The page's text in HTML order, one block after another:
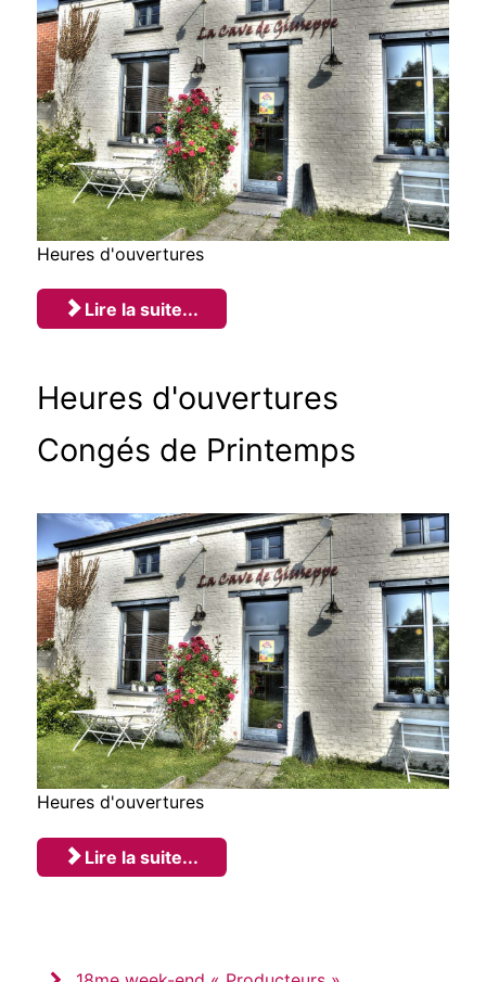
Heures d'ouvertures
Lire la suite...
Heures d'ouvertures
Congés de Printemps
Heures d'ouvertures
Lire la suite...